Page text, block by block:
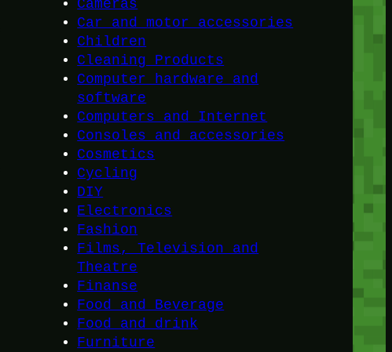
Cameras
Car and motor accessories
Children
Cleaning Products
Computer hardware and
software
Computers and Internet
Consoles and accessories
Cosmetics
Cycling
DIY
Electronics
Fashion
Films, Television and
Theatre
Finanse
Food and Beverage
Food and drink
Furniture